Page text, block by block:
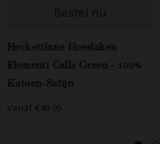
Bestel nu
Heckettlane Hoeslaken
Elementi Calla Green - 100%
Katoen-Satijn
Vanaf €49.95